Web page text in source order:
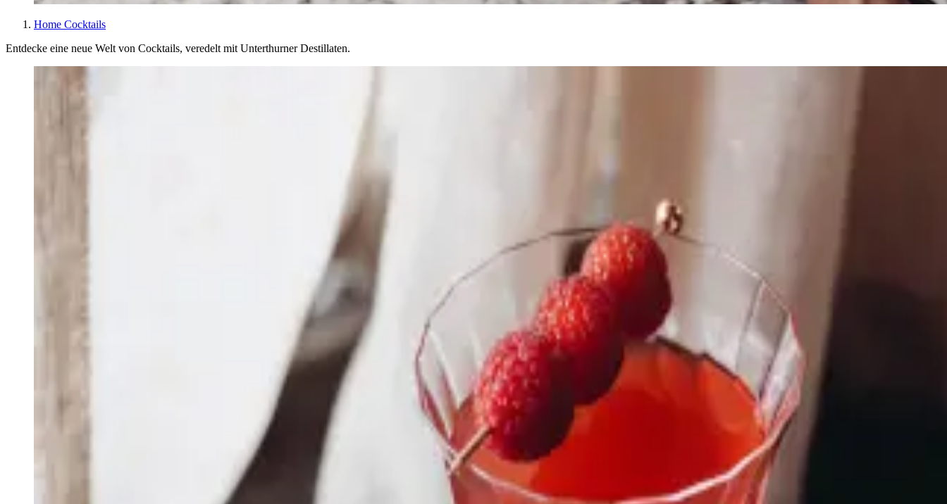
Home Cocktails
Entdecke eine neue Welt von Cocktails, veredelt mit Unterthurner Destillaten.